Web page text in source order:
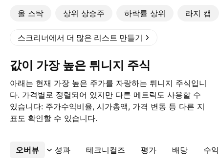
올 스탁 상위 상승주 하락률 상위 라지 캡
스크리너에서 더 많은 리스트 만들기
값이 가장 높은 튀니지 주식
아래는 현재 가장 높은 주가를 자랑하는 튀니지 주식입니
다. 가격별로 정렬되어 있지만 다른 메트릭도 사용할 수
있습니다: 주가수익비율, 시가총액, 가격 변동 등 다른 지
표도 확인할 수 있습니다.
오버뷰 성과 테크니컬즈 평가 배당 수
더보기